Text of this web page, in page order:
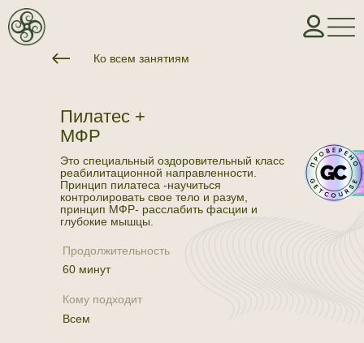
Ко всем занятиям
Пилатес +
МФР
Это специальный оздоровительный класс
реабилитационной направленности.
Принцип пилатеса -научиться
контролировать свое тело и разум,
принцип МФР- расслабить фасции и
глубокие мышцы.
Продолжительность
60 минут
Кому подходит
Всем